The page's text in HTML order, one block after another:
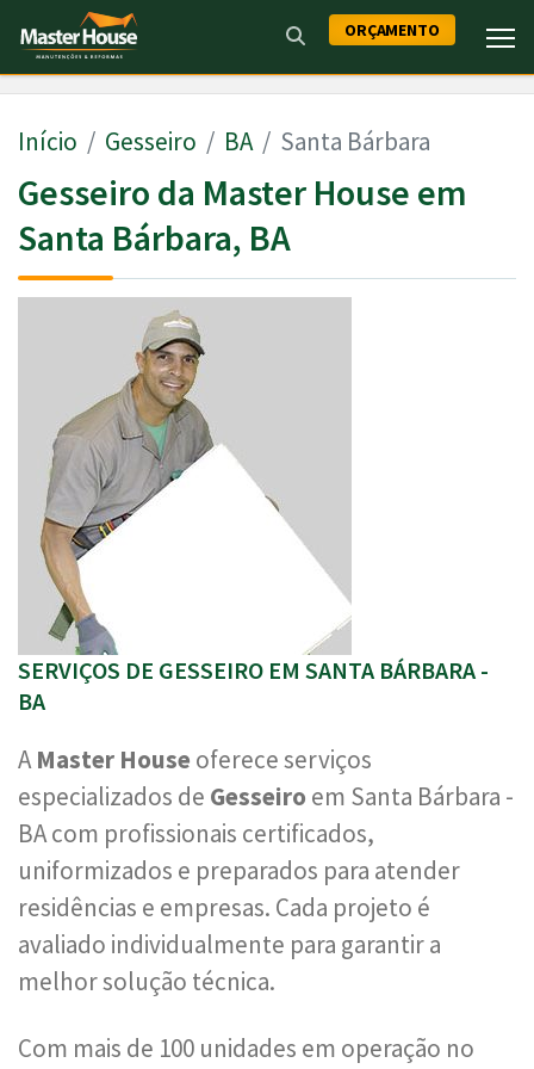
ORÇAMENTO
Início Gesseiro BA Santa Bárbara
Gesseiro da Master House em
Santa Bárbara, BA
SERVIÇOS DE GESSEIRO EM SANTA BÁRBARA -
BA
AMaster House oferece serviços
especializados de Gesseiro em Santa Bárbara -
BA com profissionais certificados,
uniformizados e preparados para atender
residências e empresas. Cada projeto é
avaliado individualmente para garantir a
melhor solução técnica.
Com mais de 100 unidades em operação no